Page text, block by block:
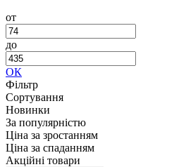
от
до
ОК
Фільтр
Сортування
Новинки
За популярністю
Ціна за зростанням
Ціна за спаданням
Акційні товари